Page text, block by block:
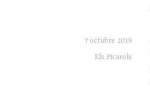
7 octubre 2019
Els Picarols